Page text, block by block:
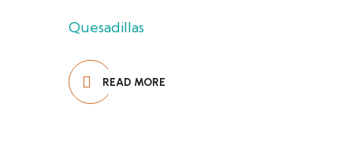
Quesadillas
READ MORE